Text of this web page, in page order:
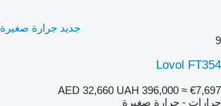
جديد جرارة صغيرة Lovol FT354
9
Lovol FT354
AED 32,660 UAH 396,000 ≈ €7,697
جرارات - جرارة صغيرة